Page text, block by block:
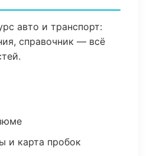
авто и транспорт:
справочник — всё
и карта пробок